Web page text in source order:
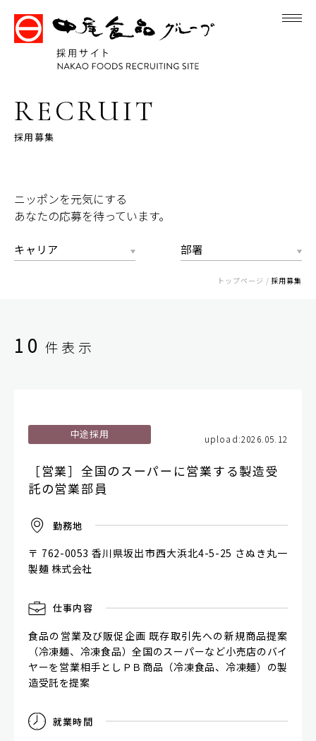
RECRUIT
採用募集
トップページ 採用募集
ニッポンを元気にする
あなたの応募を待っています。
10 件表示
中途採用
［営業］全国のスーパーに営業する製造受
託の営業部員
upload:2026.05.12
勤務地
〒 762-0053 香川県坂出市西大浜北4-5-25 さぬき丸一
製麺 株式会社
仕事内容
食品の営業及び販促企画 既存取引先への新規商品提案
（冷凍麺、冷凍食品）全国のスーパーなど小売店のバイ
ヤーを営業相手としＰＢ商品（冷凍食品、冷凍麺）の製
造受託を提案
就業時間